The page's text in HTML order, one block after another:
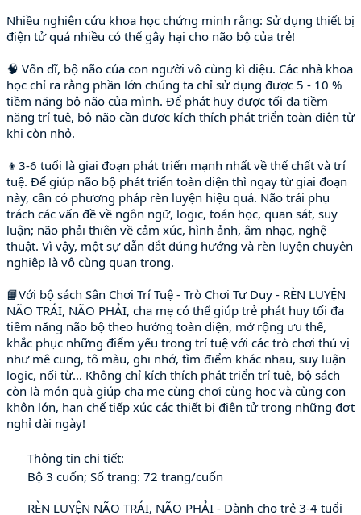
Nhiều nghiên cứu khoa học chứng minh rằng: Sử dụng thiết bị
điện tử quá nhiều có thể gây hại cho não bộ của trẻ!
🧠 Vốn dĩ, bộ não của con người vô cùng kì diệu. Các nhà khoa
học chỉ ra rằng phần lớn chúng ta chỉ sử dụng được 5 - 10 %
tiềm năng bộ não của mình. Để phát huy được tối đa tiềm
năng trí tuệ, bộ não cần được kích thích phát triển toàn diện từ
khi còn nhỏ.
👦3-6 tuổi là giai đoạn phát triển mạnh nhất về thể chất và trí
tuệ. Để giúp não bộ phát triển toàn diện thì ngay từ giai đoạn
này, cần có phương pháp rèn luyện hiệu quả. Não trái phụ
trách các vấn đề về ngôn ngữ, logic, toán học, quan sát, suy
luận; não phải thiên về cảm xúc, hình ảnh, âm nhạc, nghệ
thuật. Vì vậy, một sự dẫn dắt đúng hướng và rèn luyện chuyên
nghiệp là vô cùng quan trọng.
📙Với bộ sách Sân Chơi Trí Tuệ - Trò Chơi Tư Duy - RÈN LUYỆN
NÃO TRÁI, NÃO PHẢI, cha mẹ có thể giúp trẻ phát huy tối đa
tiềm năng não bộ theo hướng toàn diện, mở rộng ưu thế,
khắc phục những điểm yếu trong trí tuệ với các trò chơi thú vị
như mê cung, tô màu, ghi nhớ, tìm điểm khác nhau, suy luận
logic, nối từ... Không chỉ kích thích phát triển trí tuệ, bộ sách
còn là món quà giúp cha mẹ cùng chơi cùng học và cùng con
khôn lớn, hạn chế tiếp xúc các thiết bị điện tử trong những đợt
nghỉ dài ngày!
📜
🔷
Bộ 3 cuốn; Số trang: 72 trang/cuốn
🔸